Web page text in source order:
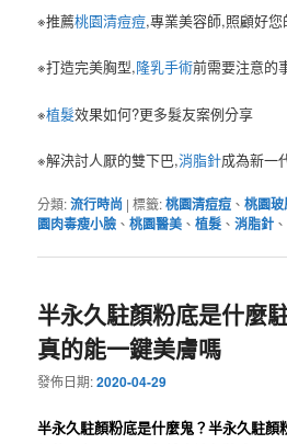
※推薦桃園清痘痘,專業美容師,照顧好
※打造完美胸型,隆乳手術前需要注意的
※植髮效果如何?更多髮友案例分享
※解決討人厭的雙下巴,消脂針成為新一
分類:流行時尚 |標籤:桃園清痘痘 、桃園
園肉毒瘦小臉 、桃園醫美 、植髮 、消脂針 、
半永久駐顏粉底是什麼
真的能一鍵美膚嗎
發佈日期:2020-04-29
半永久駐顏粉底是什麼鬼？半永久駐顏